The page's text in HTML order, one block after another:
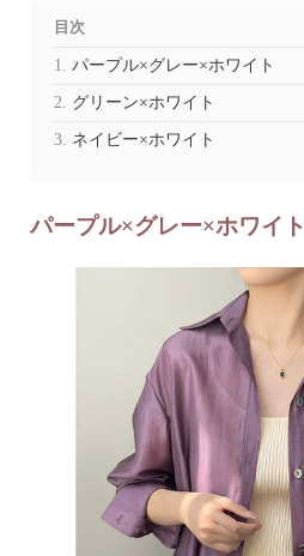
目次
パープル×グレー×ホワイト
グリーン×ホワイト
ネイビー×ホワイト
パープル×グレー×ホワイト